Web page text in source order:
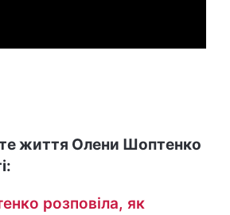
життя Олени Шоптенко
розповіла, як